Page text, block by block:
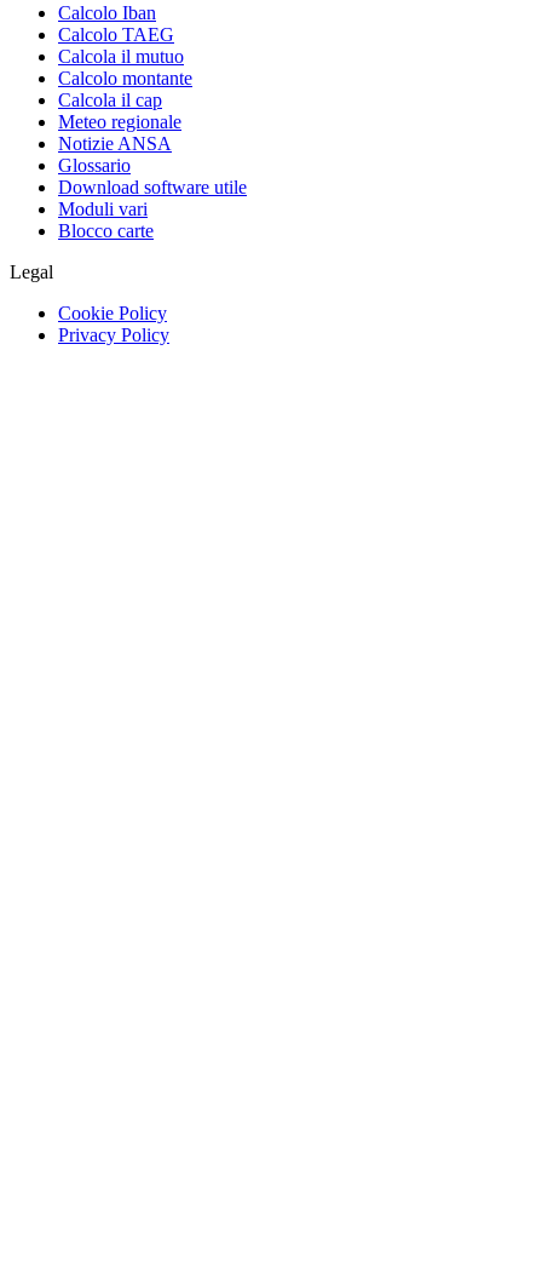
Calcolo Iban
Calcolo TAEG
Calcola il mutuo
Calcolo montante
Calcola il cap
Meteo regionale
Notizie ANSA
Glossario
Download software utile
Moduli vari
Blocco carte
Legal
Cookie Policy
Privacy Policy